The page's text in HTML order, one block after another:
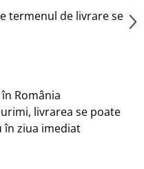
termenul de livrare se
România
livrarea se poate
în ziua imediat